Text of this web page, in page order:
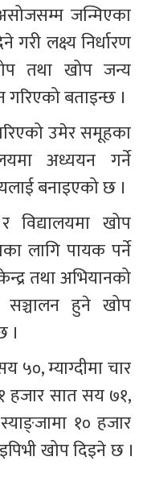
जन्मिएका
गरी लक्ष्य निर्धारण
तथा खोप जन्य
गरिएको बताइन्छ ।
उमेर समूहका
अध्ययन गर्ने
बनाइएको छ ।
विद्यालयमा खोप
लागि पायक पर्ने
तथा अभियानको
सञ्चालन हुने खोप
।
५०, म्याग्दीमा चार
हजार सात सय ७१,
१० हजार
खोप दिइने छ ।